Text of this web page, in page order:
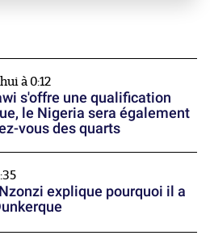
à 0:12
s'offre une qualification
le Nigeria sera également
vous des quarts
explique pourquoi il a